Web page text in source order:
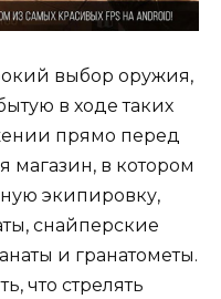
выбор оружия,
в ходе таких
прямо перед
магазин, в котором
экипировку,
снайперские
и гранатометы.
что стрелять